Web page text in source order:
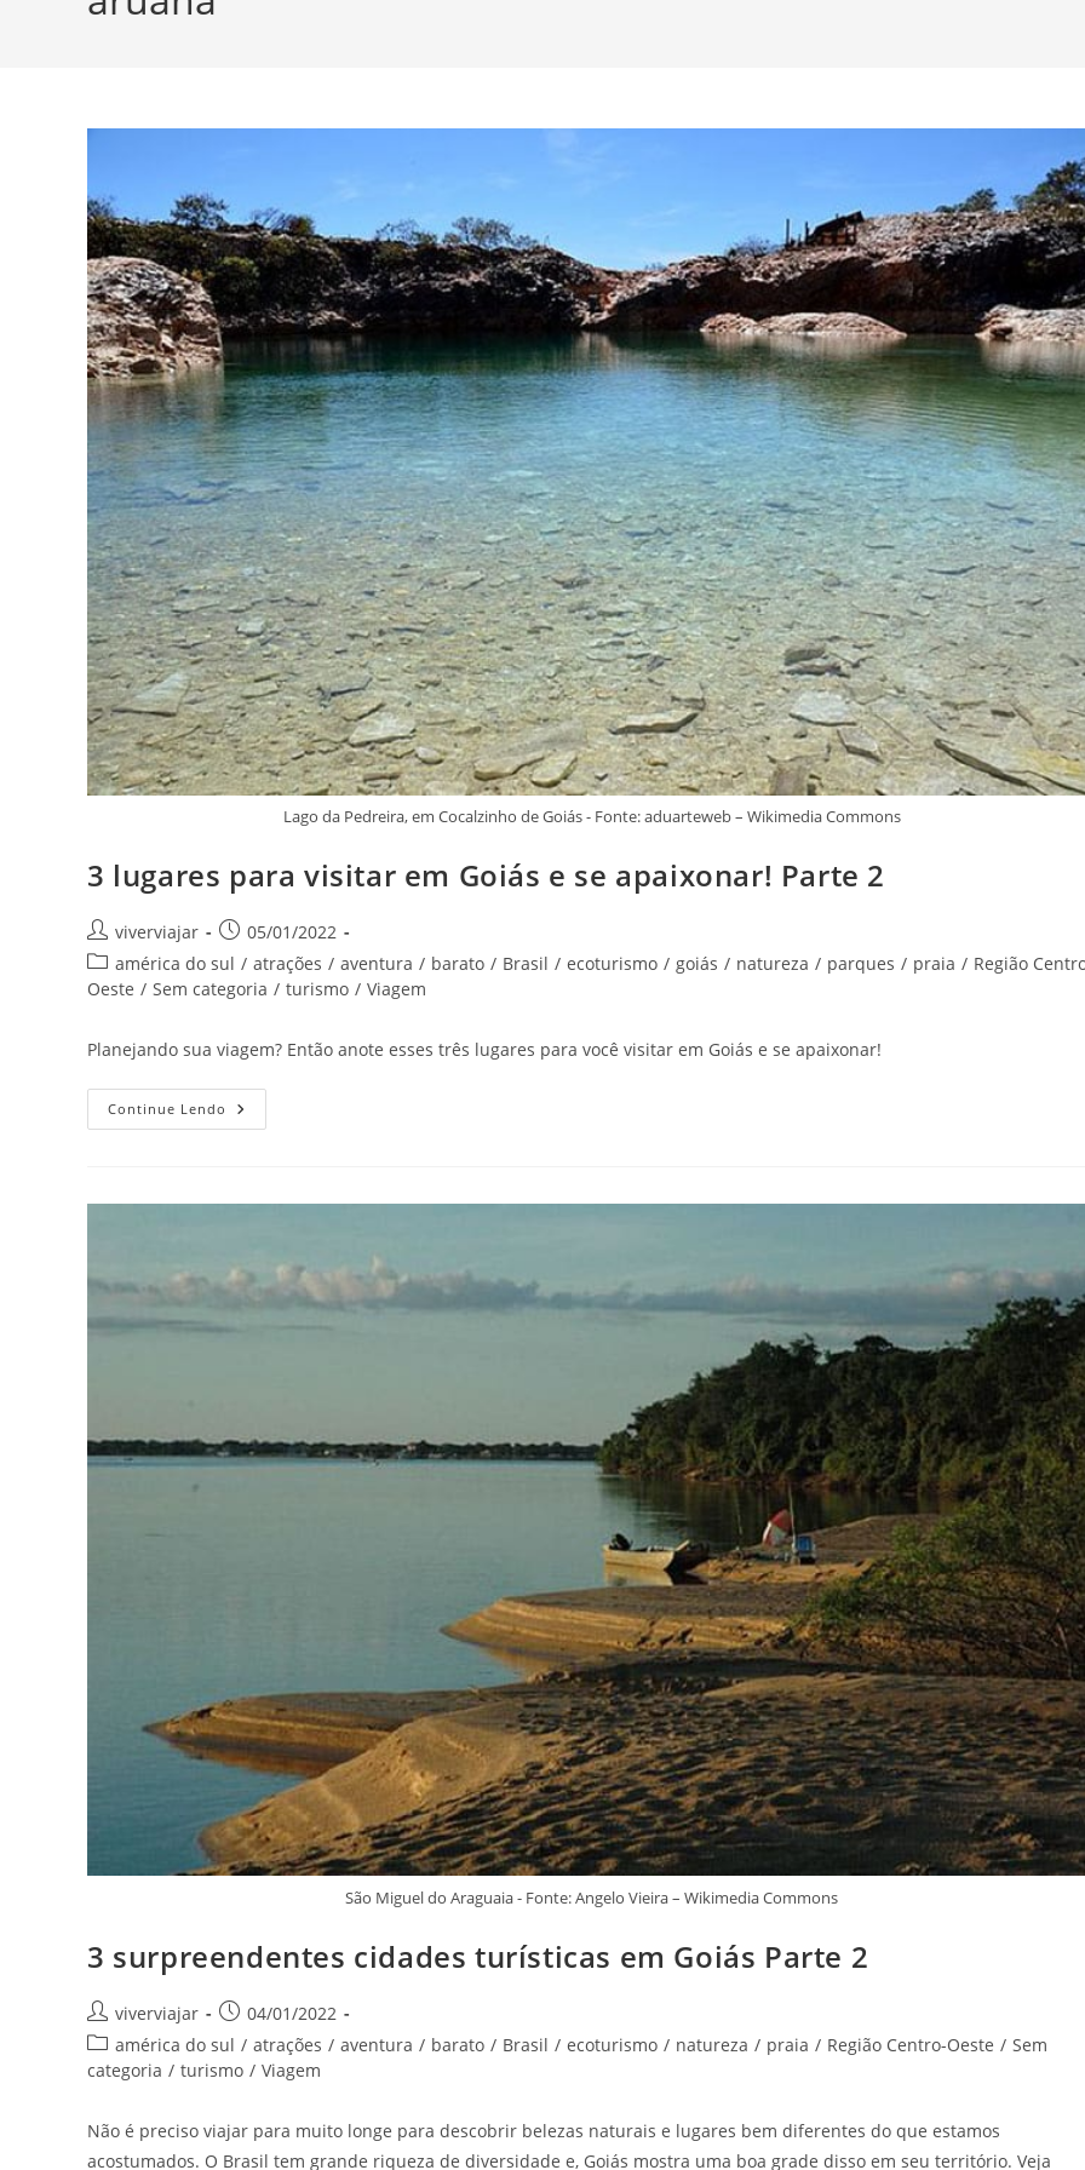
Lago da Pedreira, em Cocalzinho de Goiás - Fonte: aduarteweb – Wikimedia Commons
3 lugares para visitar em Goiás e se apaixonar! Parte 2
Autor
do
post:
viverviajar
Post
publicado:
05/01/2022
Categoria
do
américa do sul / atrações / aventura / barato / Brasil / ecoturismo / goiás / natureza / parques / praia / Região
Oeste / Sem categoria / turismo / Viagem
Planejando sua viagem? Então anote esses três lugares para você visitar em Goiás e se apaixonar!
Continue Lendo
Lugares
E
2
São Miguel do Araguaia - Fonte: Angelo Vieira – Wikimedia Commons
3 surpreendentes cidades turísticas em Goiás Parte 2
Autor
do
post:
viverviajar
Post
publicado:
04/01/2022
Categoria
do
américa do sul / atrações / aventura / barato / Brasil / ecoturismo / natureza / praia / Região Centro-Oeste / Sem
categoria / turismo / Viagem
Não é preciso viajar para muito longe para descobrir belezas naturais e lugares bem diferentes do que estamos
acostumados. O Brasil tem grande riqueza de diversidade e, Goiás mostra uma boa grade disso em seu território. Veja